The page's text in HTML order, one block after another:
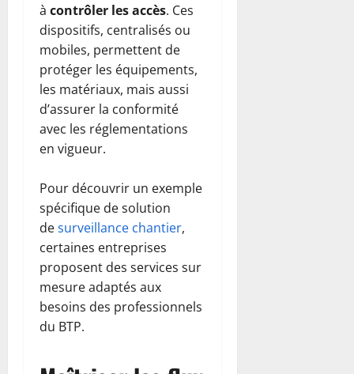
à contrôler les accès. Ces
dispositifs, centralisés ou
mobiles, permettent de
protéger les équipements,
les matériaux, mais aussi
d’assurer la conformité
avec les réglementations
en vigueur.
Pour découvrir un exemple
spécifique de solution
desurveillance chantier,
certaines entreprises
proposent des services sur
mesure adaptés aux
besoins des professionnels
du BTP.